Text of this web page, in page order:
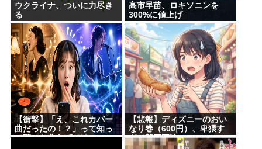
ウクライナ、ついに力尽き
る
高市早苗、ロキソニンを
300%に値上げ
【衝撃】「え、これカバー
曲だったの！？」って知っ
て驚いた曲あげてけ
【悲報】ディズニーのおい
なり巻（600円）、卑猥す
ぎて賛否両論www